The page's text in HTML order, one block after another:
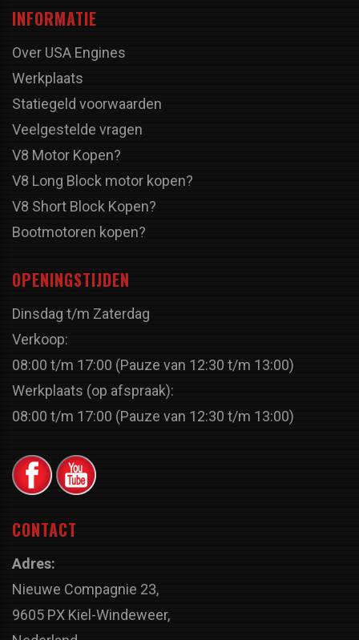
INFORMATIE
Over USA Engines
Werkplaats
Statiegeld voorwaarden
Veelgestelde vragen
V8 Motor Kopen?
V8 Long Block motor kopen?
V8 Short Block Kopen?
Bootmotoren kopen?
OPENINGSTIJDEN
Dinsdag t/m Zaterdag
Verkoop:
08:00 t/m 17:00 (Pauze van 12:30 t/m 13:00)
Werkplaats (op afspraak):
08:00 t/m 17:00 (Pauze van 12:30 t/m 13:00)
CONTACT
Adres:
Nieuwe Compagnie 23,
9605 PX Kiel-Windeweer,